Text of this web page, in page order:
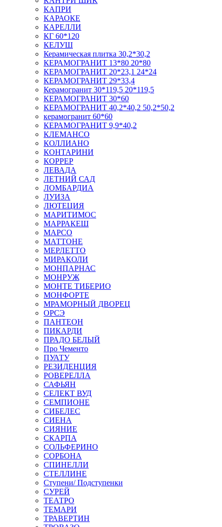
КАПРИ
КАРАОКЕ
КАРЕЛЛИ
КГ 60*120
КЕЛУШ
Керамическая плитка 30,2*30,2
КЕРАМОГРАНИТ 13*80 20*80
КЕРАМОГРАНИТ 20*23,1 24*24
КЕРАМОГРАНИТ 29*33,4
Керамогранит 30*119,5 20*119,5
КЕРАМОГРАНИТ 30*60
КЕРАМОГРАНИТ 40,2*40,2 50,2*50,2
керамогранит 60*60
КЕРАМОГРАНИТ 9,9*40,2
КЛЕМАНСО
КОЛЛИАНО
КОНТАРИНИ
КОРРЕР
ЛЕВАДА
ЛЕТНИЙ САД
ЛОМБАРДИА
ЛУИЗА
ЛЮТЕЦИЯ
МАРИТИМОС
МАРРАКЕШ
МАРСО
МАТТОНЕ
МЕРЛЕТТО
МИРАКОЛИ
МОНПАРНАС
МОНРУЖ
МОНТЕ ТИБЕРИО
МОНФОРТЕ
МРАМОРНЫЙ ДВОРЕЦ
ОРСЭ
ПАНТЕОН
ПИКАРДИ
ПРАДО БЕЛЫЙ
Про Чементо
ПУАТУ
РЕЗИДЕНЦИЯ
РОВЕРЕЛЛА
САФЬЯН
СЕЛЕКТ ВУД
СЕМПИОНЕ
СИБЕЛЕС
СИЕНА
СИЯНИЕ
СКАРПА
СОЛЬФЕРИНО
СОРБОНА
СПИНЕЛЛИ
СТЕЛЛИНЕ
Ступени/ Подступенки
СУРЕЙ
ТЕАТРО
ТЕМАРИ
ТРАВЕРТИН